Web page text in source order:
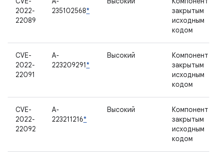
2022-
22089
235102568*
закрытым
исходным
кодом
CVE-
2022-
22091
A-
223209291*
Высокий
Компонент с
закрытым
исходным
кодом
CVE-
2022-
22092
A-
223211216*
Высокий
Компонент с
закрытым
исходным
кодом